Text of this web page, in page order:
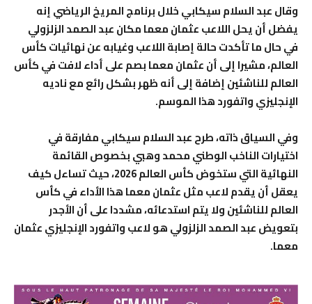
وقال عبد السلام سيكابي خلال برنامج المريخ الرياضي إنه
يفضل أن يحل اللاعب عثمان معما مكان عبد الصمد الزلزولي
في حال ما تأكدت حالة إصابة اللاعب وغيابه عن نهائيات كأس
العالم، مشيرا إلى أن عثمان معما بصم على أداء لافت في كأس
العالم للناشئين إضافة إلى أنه ظهر بشكل رائع مع ناديه
الإنجليزي واتفورد هذا الموسم.
وفي السياق ذاته، طرح عبد السلام سيكابي مفارقة في
اختيارات الناخب الوطني محمد وهبي بخصوص القائمة
النهائية التي ستخوض كأس العالم 2026، حيث تساءل كيف
يعقل أن يقدم لاعب مثل عثمان معما هذا الأداء في كأس
العالم للناشئين ولا يتم استدعائه، مشددا على أن الأجدر
بتعويض عبد الصمد الزلزولي هو لاعب واتفورد الإنجليزي عثمان
معما.